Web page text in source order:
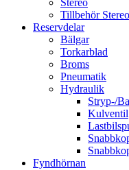
Stereo
Tillbehör Stereo
Reservdelar
Bälgar
Torkarblad
Broms
Pneumatik
Hydraulik
Stryp-/
Kulventil
Fyndhörnan